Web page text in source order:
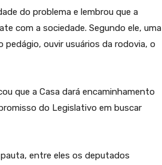
do problema e lembrou que a
com a sociedade. Segundo ele, uma
ouvir usuários da rodovia, o
que a Casa dará encaminhamento
do Legislativo em buscar
entre eles os deputados